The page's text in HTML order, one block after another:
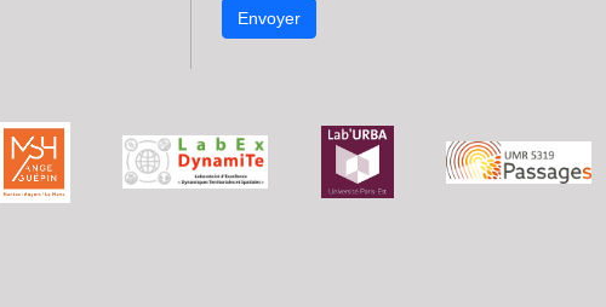
Envoyer